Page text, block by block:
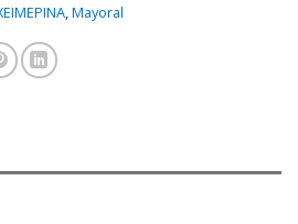
Mayoral